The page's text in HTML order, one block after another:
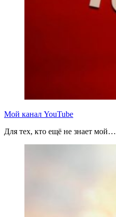
Мой канал YouTube
Для тех, кто ещё не знает мой…